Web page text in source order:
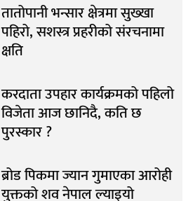
तातोपानी भन्सार क्षेत्रमा सुख्खा
पहिरो, सशस्त्र प्रहरीको संरचनामा
क्षति
करदाता उपहार कार्यक्रमको पहिलो
विजेता आज छानिदै, कति छ
पुरस्कार ?
ब्रोड पिकमा ज्यान गुमाएका आरोही
युक्तको शव नेपाल ल्याइयो